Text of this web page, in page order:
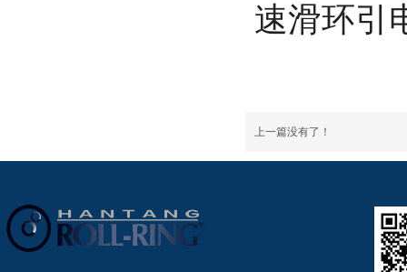
速滑环引
上一篇没有了！